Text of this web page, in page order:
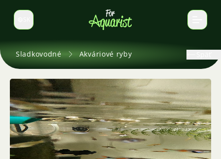
Prepnúť jazyk
Sladkovodné Akváriové ryby